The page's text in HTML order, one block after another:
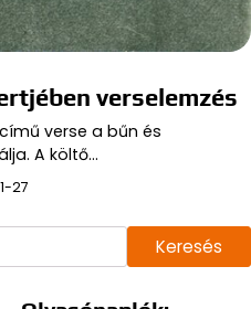
verselemzés
verse a bűn és
A költő…
27
Keresés